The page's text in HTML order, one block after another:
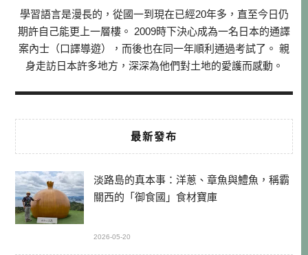
學習語言是漫長的，從國一到現在已經20年多，直至今日仍
期許自己能更上一層樓。 2009時下決心成為一名日本的通譯
案內士（口譯導遊），而後也在同一年順利通過考試了。 親
身走訪日本許多地方，深深為他們對土地的愛護而感動。
最新發布
淡路島的真本事：洋蔥、章魚與鱧魚，稱霸
關西的「御食國」食材寶庫
2026-05-20